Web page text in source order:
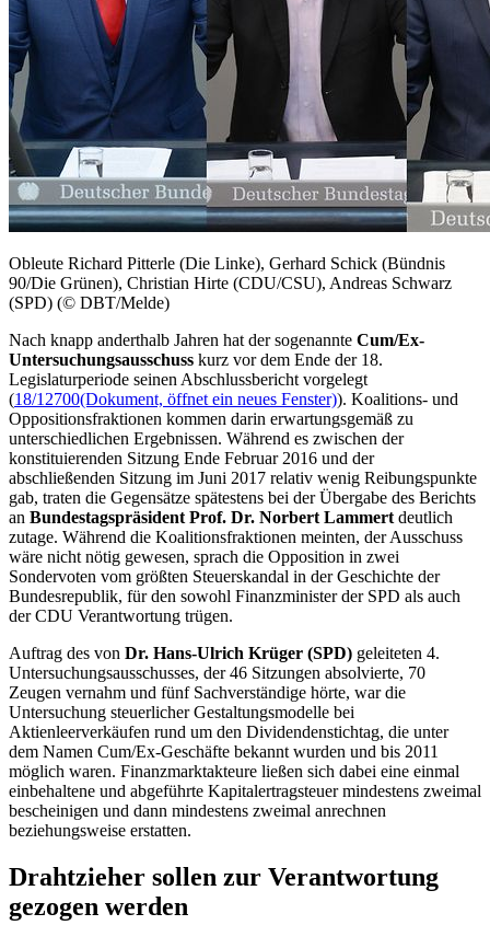
Obleute Richard Pitterle (Die Linke), Gerhard Schick (Bündnis
90/Die Grünen), Christian Hirte (CDU/CSU), Andreas Schwarz
(SPD) (© DBT/Melde)
Nach knapp anderthalb Jahren hat der sogenannte Cum/Ex-
Untersuchungsausschuss kurz vor dem Ende der 18.
Legislaturperiode seinen Abschlussbericht vorgelegt
(18/12700(Dokument, öffnet ein neues Fenster)). Koalitions- und
Oppositionsfraktionen kommen darin erwartungsgemäß zu
unterschiedlichen Ergebnissen. Während es zwischen der
konstituierenden Sitzung Ende Februar 2016 und der
abschließenden Sitzung im Juni 2017 relativ wenig Reibungspunkte
gab, traten die Gegensätze spätestens bei der Übergabe des Berichts
an Bundestagspräsident Prof. Dr. Norbert Lammert deutlich
zutage. Während die Koalitionsfraktionen meinten, der Ausschuss
wäre nicht nötig gewesen, sprach die Opposition in zwei
Sondervoten vom größten Steuerskandal in der Geschichte der
Bundesrepublik, für den sowohl Finanzminister der SPD als auch
der CDU Verantwortung trügen.
Auftrag des von Dr. Hans-Ulrich Krüger (SPD) geleiteten 4.
Untersuchungsausschusses, der 46 Sitzungen absolvierte, 70
Zeugen vernahm und fünf Sachverständige hörte, war die
Untersuchung steuerlicher Gestaltungsmodelle bei
Aktienleerverkäufen rund um den Dividendenstichtag, die unter
dem Namen Cum/Ex-Geschäfte bekannt wurden und bis 2011
möglich waren. Finanzmarktakteure ließen sich dabei eine einmal
einbehaltene und abgeführte Kapitalertragsteuer mindestens zweimal
bescheinigen und dann mindestens zweimal anrechnen
beziehungsweise erstatten.
Drahtzieher sollen zur Verantwortung
gezogen werden